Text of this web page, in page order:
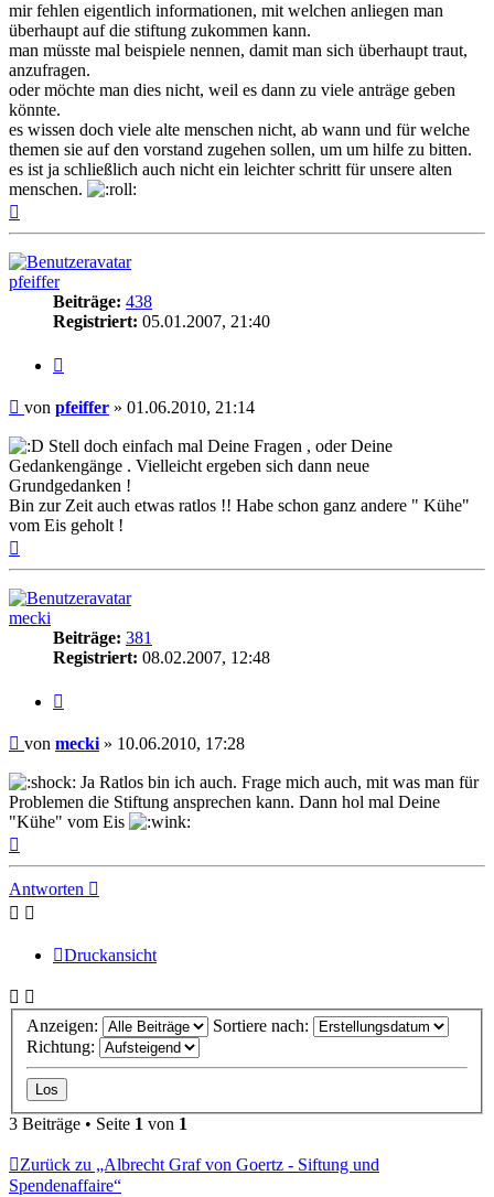
mir fehlen eigentlich informationen, mit welchen anliegen man
überhaupt auf die stiftung zukommen kann.
man müsste mal beispiele nennen, damit man sich überhaupt traut,
anzufragen.
oder möchte man dies nicht, weil es dann zu viele anträge geben
könnte.
es wissen doch viele alte menschen nicht, ab wann und für welche
themen sie auf den vorstand zugehen sollen, um um hilfe zu bitten.
es ist ja schließlich auch nicht ein leichter schritt für unsere alten
menschen.
pfeiffer
Beiträge: 438
Registriert: 05.01.2007, 21:40
Beitrag
von pfeiffer » 01.06.2010, 21:14
Stell doch einfach mal Deine Fragen , oder Deine
Gedankengänge . Vielleicht ergeben sich dann neue
Grundgedanken !
Bin zur Zeit auch etwas ratlos !! Habe schon ganz andere " Kühe"
vom Eis geholt !
mecki
Beiträge: 381
Registriert: 08.02.2007, 12:48
Beitrag
von mecki » 10.06.2010, 17:28
Ja Ratlos bin ich auch. Frage mich auch, mit was man für
Problemen die Stiftung ansprechen kann. Dann hol mal Deine
"Kühe" vom Eis
Antworten
Druckansicht
Anzeigen:
Sortiere nach:
Richtung:
3 Beiträge • Seite 1 von 1
Zurück zu „Albrecht Graf von Goertz - Siftung und
Spendenaffaire“